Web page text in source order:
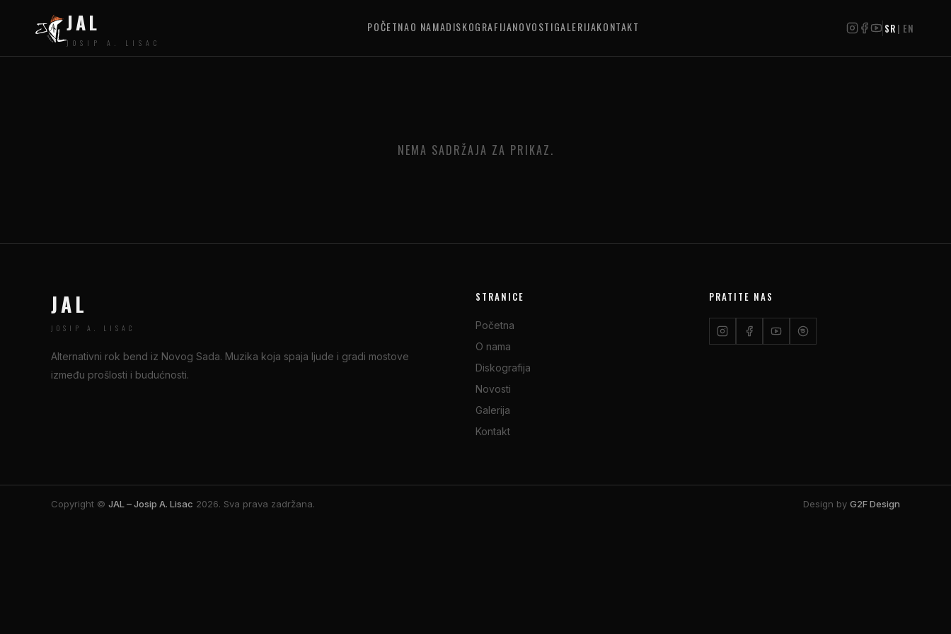
JAL
JOSIP A. LISAC
POČETNAO NAMADISKOGRAFIJANOVOSTIGALERIJAKONTAKT SR | EN
NEMA SADRŽAJA ZA PRIKAZ.
JAL
JOSIP A. LISAC
Alternativni rok bend iz Novog Sada. Muzika koja spaja ljude i gradi mostove
između prošlosti i budućnosti.
STRANICE
Početna
O nama
Diskografija
Novosti
Galerija
Kontakt
PRATITE NAS
Copyright © JAL – Josip A. Lisac 2026. Sva prava zadržana. Design by G2F Design